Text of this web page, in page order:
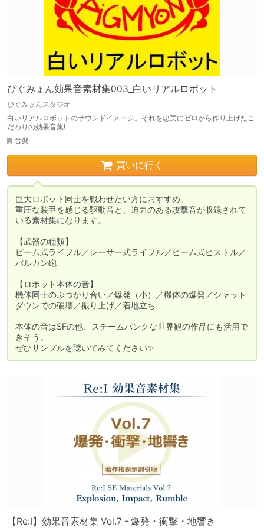
ぴぐみょん効果音素材集003_白いリアルロボット
ぴぐみょんスタジオ
白いリアルロボットのサウンドイメージ。それを忠実にゼロから作り上げたこ
だわりの効果音集!
音楽
買いに行く
巨大ロボット同士を戦わせたい方におすすめ。
重圧な装甲を感じる駆動音と、迫力のある攻撃音が収録されて
いる素材集になります。
【武器の種類】
ビーム式ライフル／レーザー式ライフル／ビーム式ピストル／
バルカン砲
【ロボット本体の音】
機体同士のぶつかり合い／爆発（小）／機体の爆発／シャット
ダウンでの破壊／振り上げ／着地立ち
本体の音はSFの他、スチームパンクな世界観の作品にも活用で
きそう。
ぜひサンプルを聴いてみてください✨
【Re:I】効果音素材集 Vol.7 - 爆発・衝撃・地響き